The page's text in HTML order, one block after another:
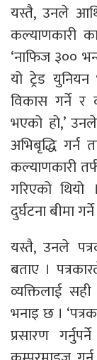
यस्तै, उनले
कल्याणकारी
‘नाफिज ३००
यो ट्रेड
विकास गर्ने र
भएको हो,’
अभिबृद्धि गर्न
कल्याणकारी
गरिएको
दुर्घटना बीमा
यस्तै, उनले
बताए ।
व्यक्तिलाई
भनाइ छ ।
प्रसारण